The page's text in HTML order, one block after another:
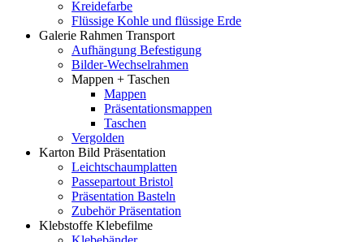
Kreidefarbe
Flüssige Kohle und flüssige Erde
Galerie Rahmen Transport
Aufhängung Befestigung
Bilder-Wechselrahmen
Mappen + Taschen
Mappen
Präsentationsmappen
Taschen
Vergolden
Karton Bild Präsentation
Leichtschaumplatten
Passepartout Bristol
Präsentation Basteln
Zubehör Präsentation
Klebstoffe Klebefilme